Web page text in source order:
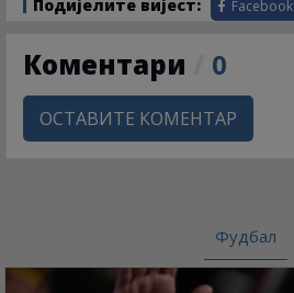
Подијелите вијест: Facebook
Коментари 0
ОСТАВИТЕ КОМЕНТАР
Фудбал